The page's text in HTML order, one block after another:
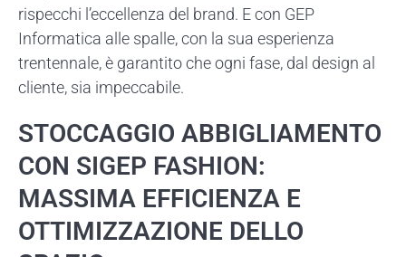
rispecchi l’eccellenza del brand. E con GEP
Informatica alle spalle, con la sua esperienza
trentennale, è garantito che ogni fase, dal design al
cliente, sia impeccabile.
STOCCAGGIO ABBIGLIAMENTO
CON SIGEP FASHION:
MASSIMA EFFICIENZA E
OTTIMIZZAZIONE DELLO